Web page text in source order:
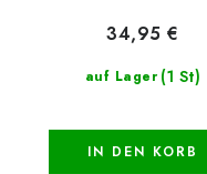
auf Lager (1 St)
34,95 €
IN DEN KORB